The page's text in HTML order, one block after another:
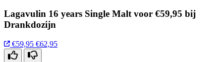
Lagavulin 16 years Single Malt voor €59,95 bij
Drankdozijn
€59,95 €62,95